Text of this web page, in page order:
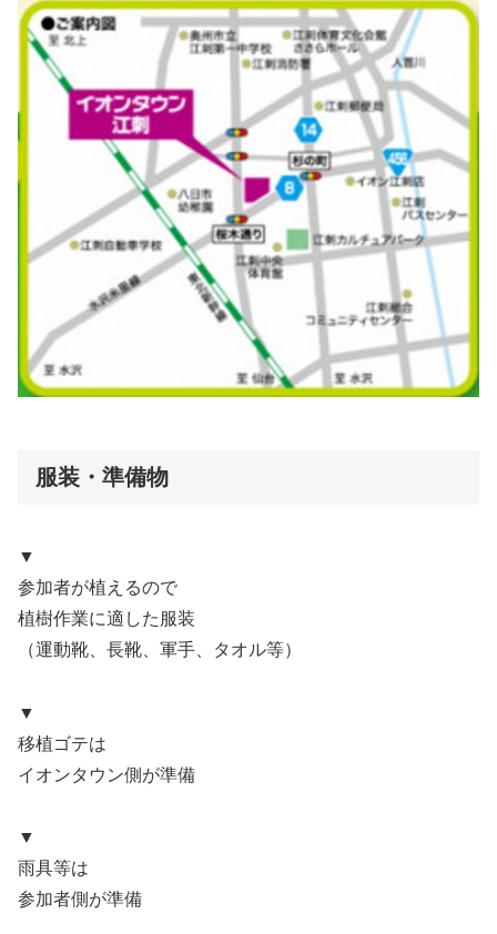
服装・準備物
▼
参加者が植えるので
植樹作業に適した服装
（運動靴、長靴、軍手、タオル等）
▼
移植ゴテは
イオンタウン側が準備
▼
雨具等は
参加者側が準備